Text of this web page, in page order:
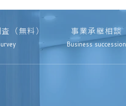
（無料） 事業承継相談
Business succession